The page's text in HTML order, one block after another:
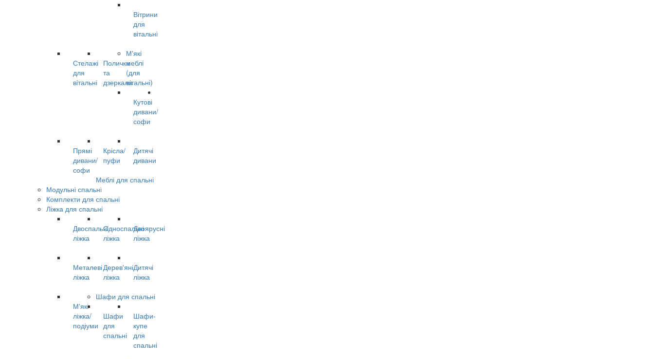
Вітрини
для
вітальні
Стелажі
для
вітальні
Полички
та
дзеркала
М'які
меблі
(для
вітальні)
Кутові
дивани/
софи
Прямі
дивани/
софи
Крісла/
пуфи
Дитячі
дивани
Меблі для спальні
Модульні спальні
Комплекти для спальні
Ліжка для спальні
Двоспальні
ліжка
Односпальні
ліжка
Двоярусні
ліжка
Металеві
ліжка
Дерев'яні
ліжка
Дитячі
ліжка
М'які
ліжка/
подіуми
Шафи для спальні
Шафи
для
спальні
Шафи-
купе
для
спальні